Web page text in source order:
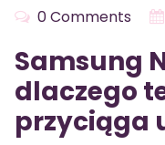
0 Comments
Samsung
dlaczego
przyciąga